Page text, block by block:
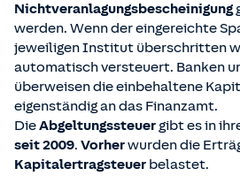
Nichtveranlagungsbescheinigung
werden. Wenn der eingereichte
jeweiligen Institut überschritten
automatisch versteuert. Banken
überweisen die einbehaltene
eigenständig an das Finanzamt.
DieAbgeltungssteuer gibt es in
seit 2009. Vorherwurden die
Kapitalertragsteuer belastet.